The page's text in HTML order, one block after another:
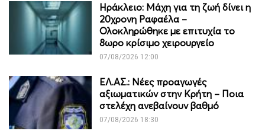
Ηράκλειο: Μάχη για τη ζωή δίνει η
20χρονη Ραφαέλα –
Ολοκληρώθηκε με επιτυχία το
8ωρο κρίσιμο χειρουργείο
07/08/2026 12:00
ΕΛ.ΑΣ.: Νέες προαγωγές
αξιωματικών στην Κρήτη – Ποια
στελέχη ανεβαίνουν βαθμό
07/08/2026 18:30